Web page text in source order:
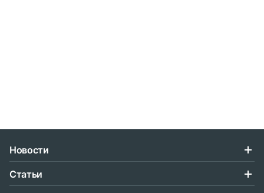
Новости
Статьи